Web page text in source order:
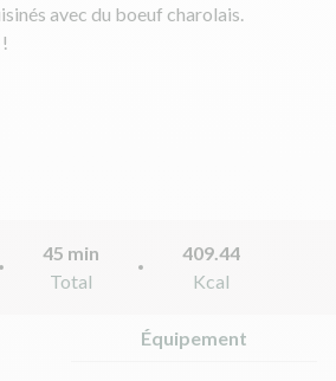
avec du boeuf charolais.
45 min
Total
409.44
Kcal
Équipement